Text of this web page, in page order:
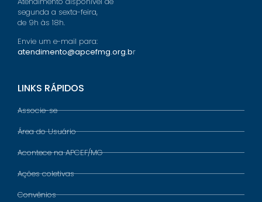
segunda a sexta-feira,
de 9h às 18h.
Envie um e-mail para:
atendimento@apcefmg.org.br
LINKS RÁPIDOS
Associe-se
Área do Usuário
Acontece na APCEF/MG
Ações coletivas
Convênios